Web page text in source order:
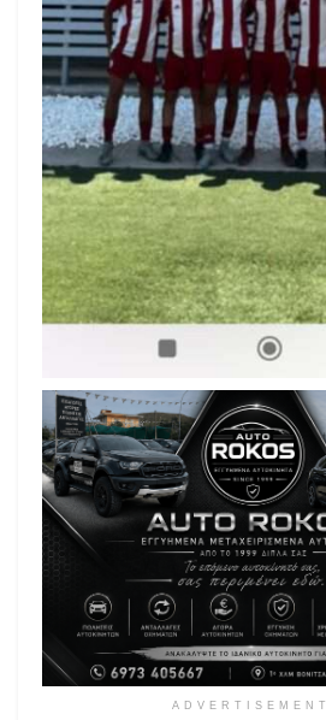
ADVERTISEMENT